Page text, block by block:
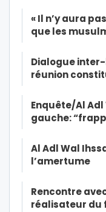
« Il n’y aura
que les
Dialogue
réunion
Enquête/Al
gauche:
Al Adl Wal
l’amertume
Rencontre
réalisateur du